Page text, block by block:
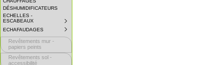
DÉSHUMIDIFICATEURS
ECHELLES -
ESCABEAUX
COLLAPSED.
CLICK
TO
EXPAND
ECHAFAUDAGES
COLLAPSED.
CLICK
EXPAND
SUBMENU.
Revêtements mur -
papiers peints
Revêtements sol -
accessibilité